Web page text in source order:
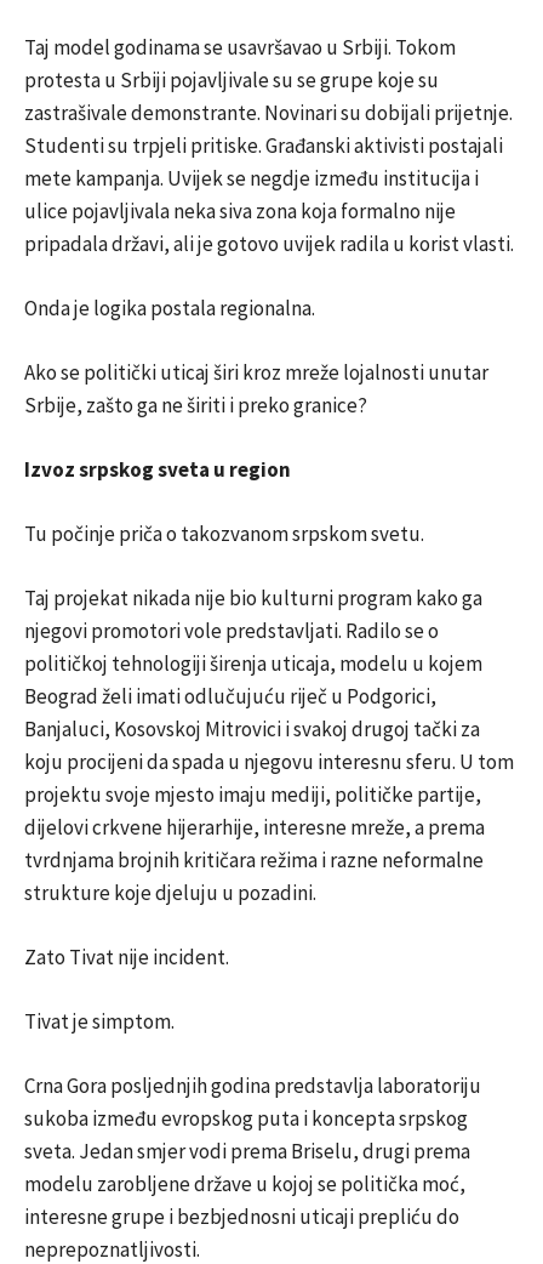
Taj model godinama se usavršavao u Srbiji. Tokom
protesta u Srbiji pojavljivale su se grupe koje su
zastrašivale demonstrante. Novinari su dobijali prijetnje.
Studenti su trpjeli pritiske. Građanski aktivisti postajali
mete kampanja. Uvijek se negdje između institucija i
ulice pojavljivala neka siva zona koja formalno nije
pripadala državi, ali je gotovo uvijek radila u korist vlasti.
Onda je logika postala regionalna.
Ako se politički uticaj širi kroz mreže lojalnosti unutar
Srbije, zašto ga ne širiti i preko granice?
Izvoz srpskog sveta u region
Tu počinje priča o takozvanom srpskom svetu.
Taj projekat nikada nije bio kulturni program kako ga
njegovi promotori vole predstavljati. Radilo se o
političkoj tehnologiji širenja uticaja, modelu u kojem
Beograd želi imati odlučujuću riječ u Podgorici,
Banjaluci, Kosovskoj Mitrovici i svakoj drugoj tački za
koju procijeni da spada u njegovu interesnu sferu. U tom
projektu svoje mjesto imaju mediji, političke partije,
dijelovi crkvene hijerarhije, interesne mreže, a prema
tvrdnjama brojnih kritičara režima i razne neformalne
strukture koje djeluju u pozadini.
Zato Tivat nije incident.
Tivat je simptom.
Crna Gora posljednjih godina predstavlja laboratoriju
sukoba između evropskog puta i koncepta srpskog
sveta. Jedan smjer vodi prema Briselu, drugi prema
modelu zarobljene države u kojoj se politička moć,
interesne grupe i bezbjednosni uticaji prepliću do
neprepoznatljivosti.